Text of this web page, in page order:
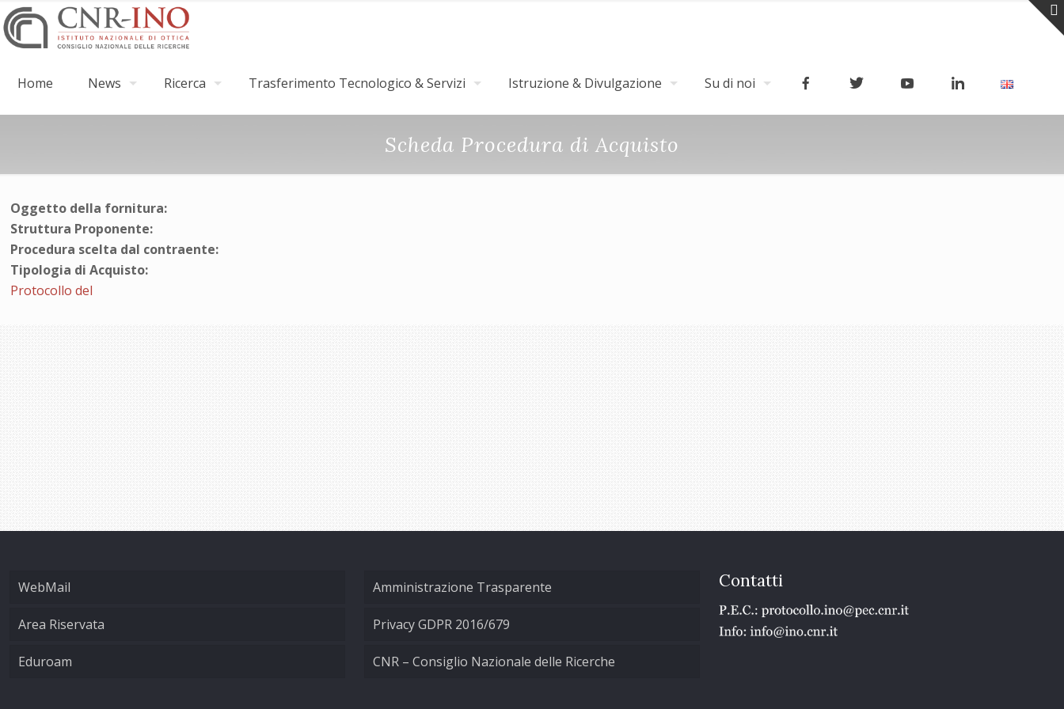
Home News Ricerca Trasferimento Tecnologico & Servizi Istruzione & Divulgazione Su di noi
Scheda Procedura di Acquisto
Oggetto della fornitura:
Struttura Proponente:
Procedura scelta dal contraente:
Tipologia di Acquisto:
Protocollo del
WebMail
Area Riservata
Eduroam
Amministrazione Trasparente
Privacy GDPR 2016/679
CNR – Consiglio Nazionale delle Ricerche
Contatti